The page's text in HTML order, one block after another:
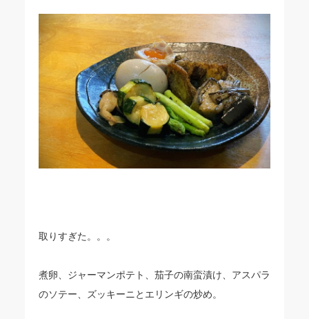
取りすぎた。。。
煮卵、ジャーマンポテト、茄子の南蛮漬け、アスパラ
のソテー、ズッキーニとエリンギの炒め。